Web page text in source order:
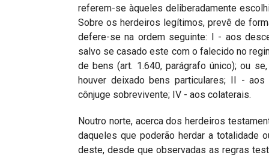
referem-se àqueles deliberadamente
Sobre os herdeiros legítimos, prevê de
defere-se na ordem seguinte: I - aos
salvo se casado este com o falecido no
de bens (art. 1.640, parágrafo único); ou
houver deixado bens particulares; II -
cônjuge sobrevivente; IV - aos colaterais.
Noutro norte, acerca dos herdeiros
daqueles que poderão herdar a totalidade
deste, desde que observadas as regras